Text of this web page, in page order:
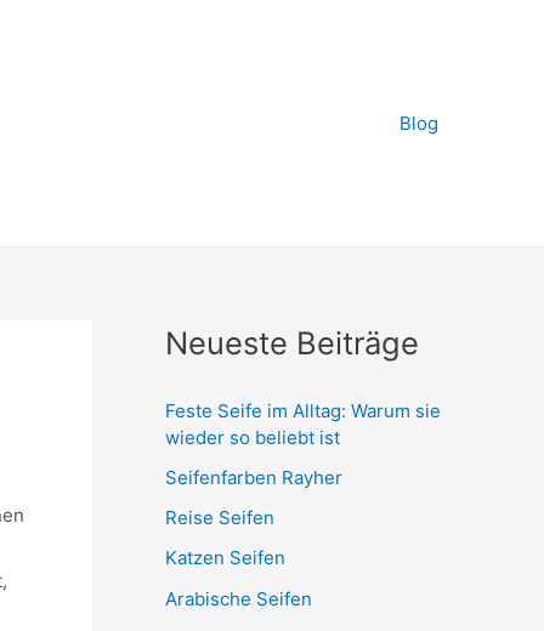
Blog
Neueste Beiträge
Feste Seife im Alltag: Warum sie
wieder so beliebt ist
Seifenfarben Rayher
Reise Seifen
Katzen Seifen
Arabische Seifen